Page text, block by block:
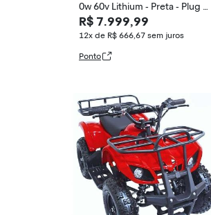
0w 60v Lithium - Preta - Plug a
nd Move
R$ 7.999,99
12x de R$ 666,67 sem juros
Ponto